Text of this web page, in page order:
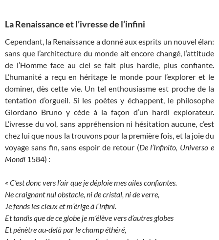
La Renaissance et l’ivresse de l’infini
Cependant, la Renaissance a donné aux esprits un nouvel élan:
sans que l’architecture du monde ait encore changé, l’attitude
de l’Homme face au ciel se fait plus hardie, plus confiante.
L’humanité a reçu en héritage le monde pour l’explorer et le
dominer, dès cette vie. Un tel enthousiasme est proche de la
tentation d’orgueil. Si les poètes y échappent, le philosophe
Giordano Bruno y cède à la façon d’un hardi explorateur.
L’ivresse du vol, sans appréhension ni hésitation aucune, c’est
chez lui que nous la trouvons pour la première fois, et la joie du
voyage sans fin, sans espoir de retour (De l’Infinito, Universo e
Mondi 1584) :
« C’est donc vers l’air que je déploie mes ailes confiantes.
Ne craignant nul obstacle, ni de cristal, ni de verre,
Je fends les cieux et m’érige à l’infini.
Et tandis que de ce globe je m’élève vers d’autres globes
Et pénètre au-delà par le champ éthéré,